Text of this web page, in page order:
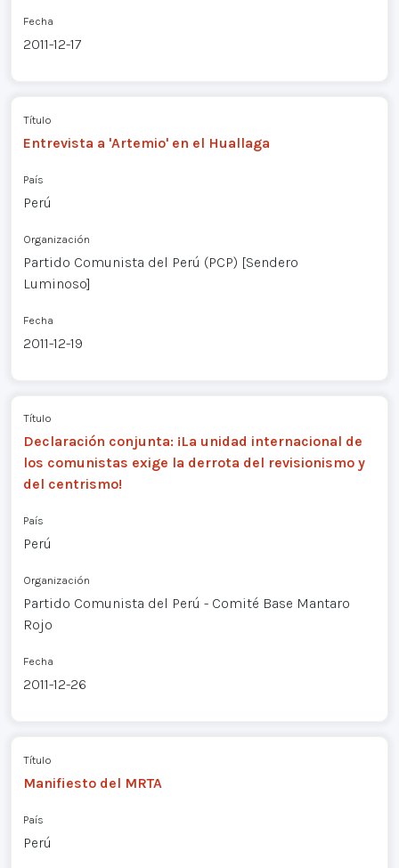
Fecha
2011-12-17
Título
Entrevista a 'Artemio' en el Huallaga
País
Perú
Organización
Partido Comunista del Perú (PCP) [Sendero
Luminoso]
Fecha
2011-12-19
Título
Declaración conjunta: ¡La unidad internacional de
los comunistas exige la derrota del revisionismo y
del centrismo!
País
Perú
Organización
Partido Comunista del Perú - Comité Base Mantaro
Rojo
Fecha
2011-12-26
Título
Manifiesto del MRTA
País
Perú